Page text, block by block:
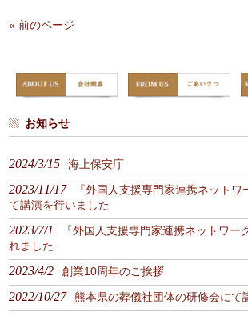
« 前のページ
お知らせ
2024/3/15 海上保安庁
2023/11/17
『外国人支援専門家連携ネット
て講演を行いました
2023/7/1
『外国人支援専門家連携ネットワー
れました
2023/4/2 創業10周年のご挨拶
2022/10/27 熊本県の葬儀社団体の研修会にて